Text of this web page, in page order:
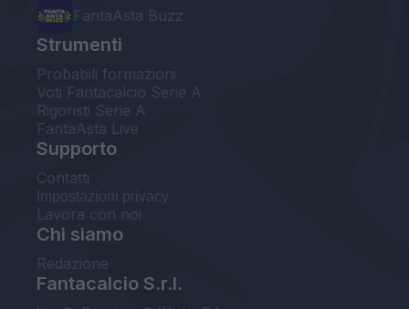
FantaAsta Buzz
Strumenti
Probabili formazioni
Voti Fantacalcio Serie A
Rigoristi Serie A
FantaAsta Live
Supporto
Contatti
Impostazioni privacy
Lavora con noi
Chi siamo
Redazione
Fantacalcio S.r.l.